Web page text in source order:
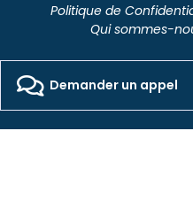
Politique de
Qui sommes-
2026 -
Designed by
Demander un appel